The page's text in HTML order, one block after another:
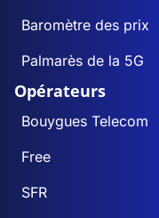
Baromètre des prix
Palmarès de la 5G
Opérateurs
Bouygues Telecom
Free
SFR